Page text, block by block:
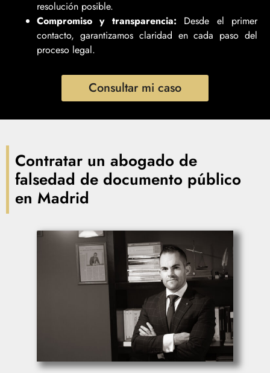
resolución posible.
Compromiso y transparencia: Desde el primer
contacto, garantizamos claridad en cada paso del
proceso legal.
Consultar mi caso
Contratar un abogado de
falsedad de documento público
en Madrid